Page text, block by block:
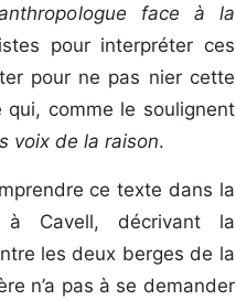
face à la
pour interpréter ces
pour ne pas nier cette
comme le soulignent
voix de la raison.
ce texte dans la
à Cavell, décrivant la
les deux berges de la
n’a pas à se demander